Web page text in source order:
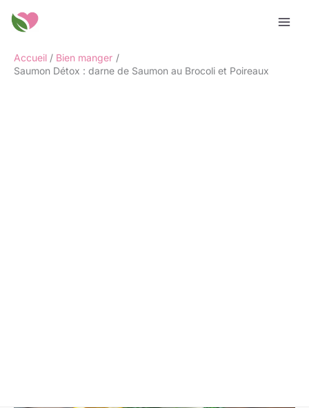
Accueil
Bien manger
Saumon Détox : darne de Saumon au Brocoli et Poireaux